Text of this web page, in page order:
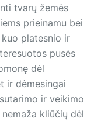
tvarų žemės
prieinamu bei
platesnio ir
pusės
dėl
ir dėmesingai
ir veikimo
kliūčių dėl